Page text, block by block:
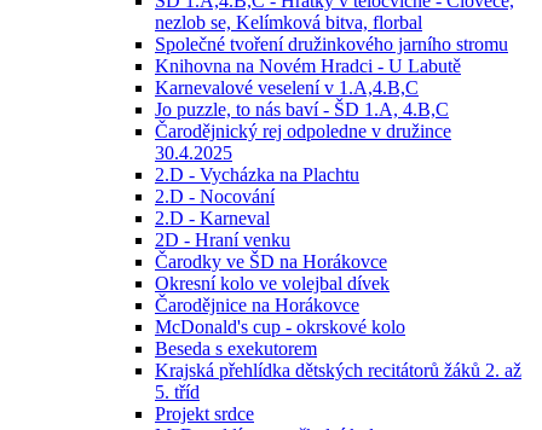
nezlob se, Kelímková bitva, florbal
Společné tvoření družinkového jarního stromu
Knihovna na Novém Hradci - U Labutě
Karnevalové veselení v 1.A,4.B,C
Jo puzzle, to nás baví - ŠD 1.A, 4.B,C
Čarodějnický rej odpoledne v družince
30.4.2025
2.D - Vycházka na Plachtu
2.D - Nocování
2.D - Karneval
2D - Hraní venku
Čarodky ve ŠD na Horákovce
Okresní kolo ve volejbal dívek
Čarodějnice na Horákovce
McDonald's cup - okrskové kolo
Beseda s exekutorem
Krajská přehlídka dětských recitátorů žáků 2. až
5. tříd
Projekt srdce